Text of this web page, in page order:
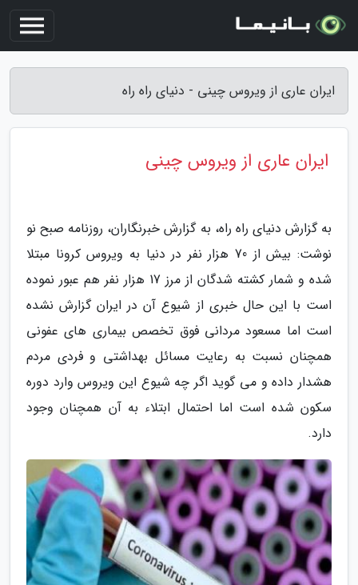
ایران عاری از ویروس چینی - دنیای راه راه
ایران عاری از ویروس چینی
به گزارش دنیای راه راه، به گزارش خبرنگاران، روزنامه صبح نو
نوشت: بیش از 70 هزار نفر در دنیا به ویروس کرونا مبتلا
شده و شمار کشته شدگان از مرز 17 هزار نفر هم عبور نموده
است با این حال خبری از شیوع آن در ایران گزارش نشده
است اما مسعود مردانی فوق تخصص بیماری های عفونی
همچنان نسبت به رعایت مسائل بهداشتی و فردی مردم
هشدار داده و می گوید اگر چه شیوع این ویروس وارد دوره
سکون شده است اما احتمال ابتلاء به آن همچنان وجود
دارد.